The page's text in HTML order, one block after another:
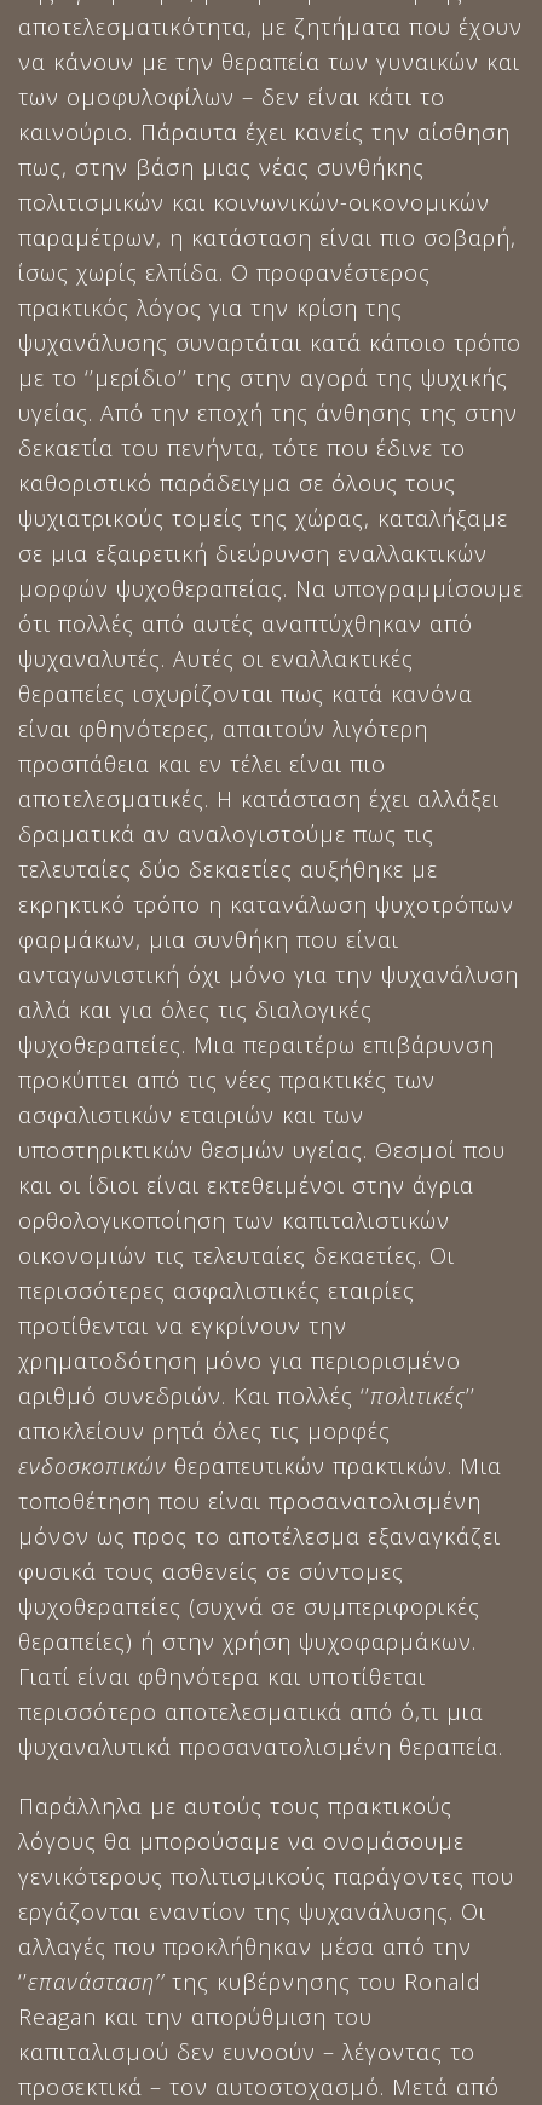
αποτελεσματικότητα, με ζητήματα που έχουν
να κάνουν με την θεραπεία των γυναικών και
των ομοφυλοφίλων – δεν είναι κάτι το
καινούριο. Πάραυτα έχει κανείς την αίσθηση
πως, στην βάση μιας νέας συνθήκης
πολιτισμικών και κοινωνικών-οικονομικών
παραμέτρων, η κατάσταση είναι πιο σοβαρή,
ίσως χωρίς ελπίδα. Ο προφανέστερος
πρακτικός λόγος για την κρίση της
ψυχανάλυσης συναρτάται κατά κάποιο τρόπο
με το ‘’μερίδιο’’ της στην αγορά της ψυχικής
υγείας. Από την εποχή της άνθησης της στην
δεκαετία του πενήντα, τότε που έδινε το
καθοριστικό παράδειγμα σε όλους τους
ψυχιατρικούς τομείς της χώρας, καταλήξαμε
σε μια εξαιρετική διεύρυνση εναλλακτικών
μορφών ψυχοθεραπείας. Να υπογραμμίσουμε
ότι πολλές από αυτές αναπτύχθηκαν από
ψυχαναλυτές. Αυτές οι εναλλακτικές
θεραπείες ισχυρίζονται πως κατά κανόνα
είναι φθηνότερες, απαιτούν λιγότερη
προσπάθεια και εν τέλει είναι πιο
αποτελεσματικές. Η κατάσταση έχει αλλάξει
δραματικά αν αναλογιστούμε πως τις
τελευταίες δύο δεκαετίες αυξήθηκε με
εκρηκτικό τρόπο η κατανάλωση ψυχοτρόπων
φαρμάκων, μια συνθήκη που είναι
ανταγωνιστική όχι μόνο για την ψυχανάλυση
αλλά και για όλες τις διαλογικές
ψυχοθεραπείες. Μια περαιτέρω επιβάρυνση
προκύπτει από τις νέες πρακτικές των
ασφαλιστικών εταιριών και των
υποστηρικτικών θεσμών υγείας. Θεσμοί που
και οι ίδιοι είναι εκτεθειμένοι στην άγρια
ορθολογικοποίηση των καπιταλιστικών
οικονομιών τις τελευταίες δεκαετίες. Οι
περισσότερες ασφαλιστικές εταιρίες
προτίθενται να εγκρίνουν την
χρηματοδότηση μόνο για περιορισμένο
αριθμό συνεδριών. Και πολλές ‘’πολιτικές’’
αποκλείουν ρητά όλες τις μορφές
ενδοσκοπικών θεραπευτικών πρακτικών. Μια
τοποθέτηση που είναι προσανατολισμένη
μόνον ως προς το αποτέλεσμα εξαναγκάζει
φυσικά τους ασθενείς σε σύντομες
ψυχοθεραπείες (συχνά σε συμπεριφορικές
θεραπείες) ή στην χρήση ψυχοφαρμάκων.
Γιατί είναι φθηνότερα και υποτίθεται
περισσότερο αποτελεσματικά από ό,τι μια
ψυχαναλυτικά προσανατολισμένη θεραπεία.
Παράλληλα με αυτούς τους πρακτικούς
λόγους θα μπορούσαμε να ονομάσουμε
γενικότερους πολιτισμικούς παράγοντες που
εργάζονται εναντίον της ψυχανάλυσης. Οι
αλλαγές που προκλήθηκαν μέσα από την
‘’επανάσταση’’ της κυβέρνησης του Ronald
Reagan και την απορύθμιση του
καπιταλισμού δεν ευνοούν – λέγοντας το
προσεκτικά – τον αυτοστοχασμό. Μετά από